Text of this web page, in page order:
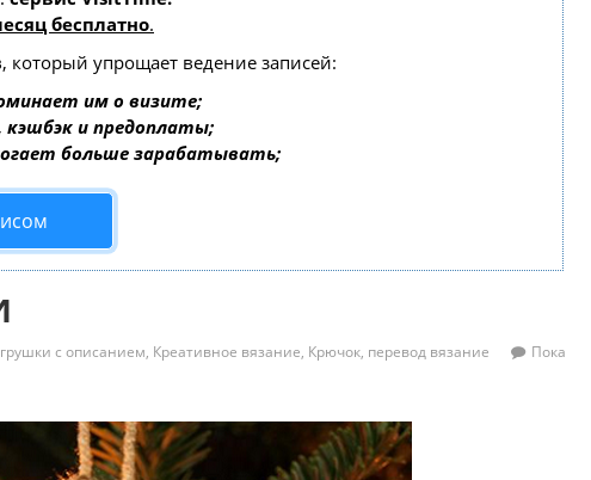
бесплатно.
который упрощает ведение записей:
им о визите;
кэшбэк и предоплаты;
больше зарабатывать;
с описанием, Креативное вязание, Крючок, перевод вязание
Пока